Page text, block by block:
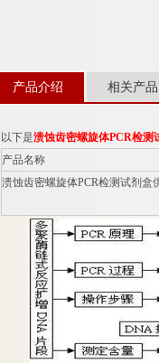
产品介绍 相关产品
以下是溃蚀齿密螺旋体PCR检测
产品名称
溃蚀齿密螺旋体PCR检测试剂盒